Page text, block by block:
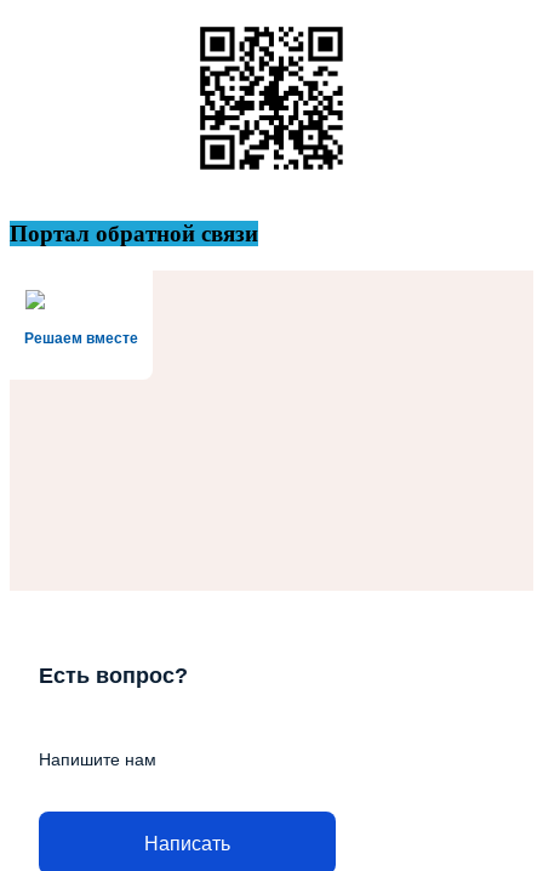
Портал обратной связи
Решаем вместе
Есть вопрос?
Напишите нам
Написать